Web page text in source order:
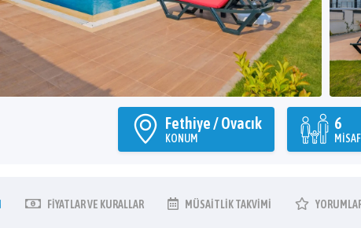
Fethiye / Ovacık
KONUM
6
FIYATLARVE KURALLAR MÜSAITLIKTAKVIMI